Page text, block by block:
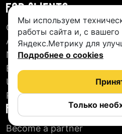
FOR CLIENTS
Creative Studios
About us
New Podcasts
Blog
User agreement
Reviews
FOR PARTNERS
Become a partner
Мы используем
работы сайта и, с вашего
Яндекс.Метрику для
Подробнее о cookies
Только